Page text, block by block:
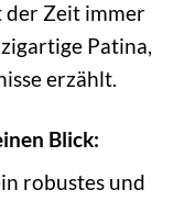
der Zeit immer
Patina,
erzählt.
Blick:
robustes und